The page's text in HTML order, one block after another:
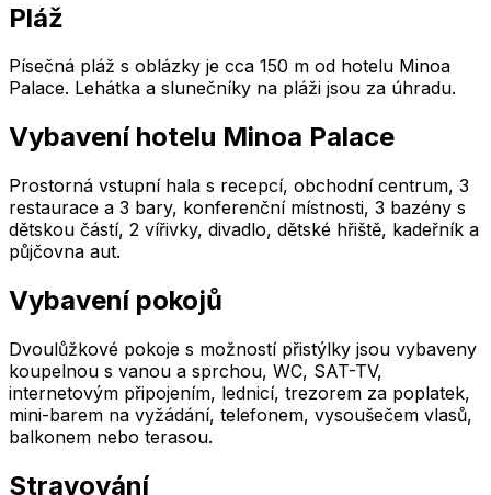
Pláž
Písečná pláž s oblázky je cca 150 m od hotelu Minoa
Palace. Lehátka a slunečníky na pláži jsou za úhradu.
Vybavení hotelu Minoa Palace
Prostorná vstupní hala s recepcí, obchodní centrum, 3
restaurace a 3 bary, konferenční místnosti, 3 bazény s
dětskou částí, 2 vířivky, divadlo, dětské hřiště, kadeřník a
půjčovna aut.
Vybavení pokojů
Dvoulůžkové pokoje s možností přistýlky jsou vybaveny
koupelnou s vanou a sprchou, WC, SAT-TV,
internetovým připojením, lednicí, trezorem za poplatek,
mini-barem na vyžádání, telefonem, vysoušečem vlasů,
balkonem nebo terasou.
Stravování